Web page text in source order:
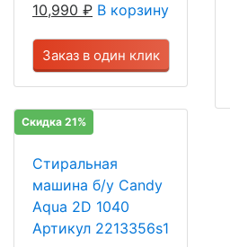
10,990 ₽ В корзину
Заказ в один клик
Скидка 21%
Стиральная
машина б/у Candy
Aqua 2D 1040
Артикул 2213356s1